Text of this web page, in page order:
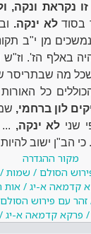
זו נקראת ונקה,
בסודלא ינקה.
מן י"ב
באלף הז'. וז"ש
מה שבתריסר
כל
לון ברחמי,
שני לא ינקה,
הב"ן ישוב
מקור ההגדרה
הסולם / שמות
קדמאה א-יג / אות
זהר עם פירוש
/ פרקא קדמאה א-יג